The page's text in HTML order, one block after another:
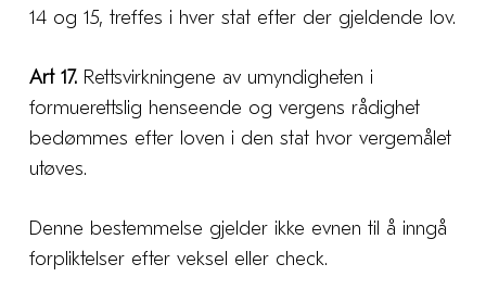
14 og 15, treffes i hver stat efter der gjeldende lov.
Art 17.Rettsvirkningene av umyndigheten i
formuerettslig henseende og vergens rådighet
bedømmes efter loven i den stat hvor vergemålet
utøves.
Denne bestemmelse gjelder ikke evnen til å inngå
forpliktelser efter veksel eller check.